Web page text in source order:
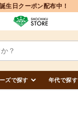
生日クーポン配布中！
ズで探す 年代で探す